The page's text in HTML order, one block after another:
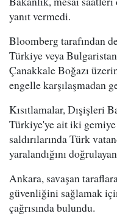
yanıt vermedi.
Bloomberg tarafından
Türkiye veya
Çanakkale Boğazı
engelle karşılaşmadan
Kısıtlamalar, Dışişleri
Türkiye'ye ait iki gemiye
saldırılarında Türk
yaralandığını
Ankara, savaşan
güvenliğini sağlamak
çağrısında bulundu.